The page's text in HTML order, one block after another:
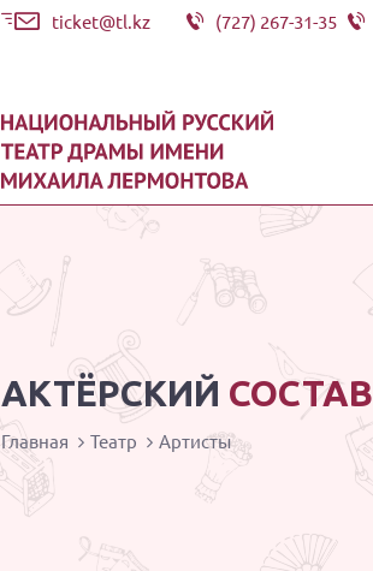
ticket@tl.kz (727) 267-31-35
АКТЁРСКИЙ СОСТАВ
Главная Театр Артисты